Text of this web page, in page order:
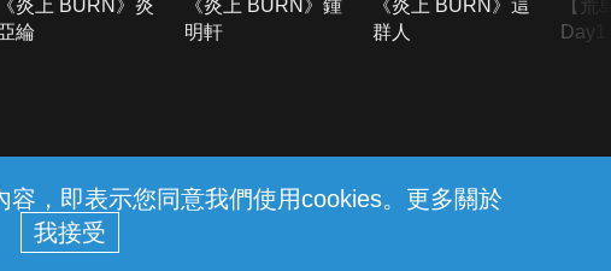
，即表示您同意我們使用cookies。更多關於
《炎上 BURN》炎
綸
《炎上 BURN》鍾
明軒
《炎上 BURN》這
群人
【荒
© 2026